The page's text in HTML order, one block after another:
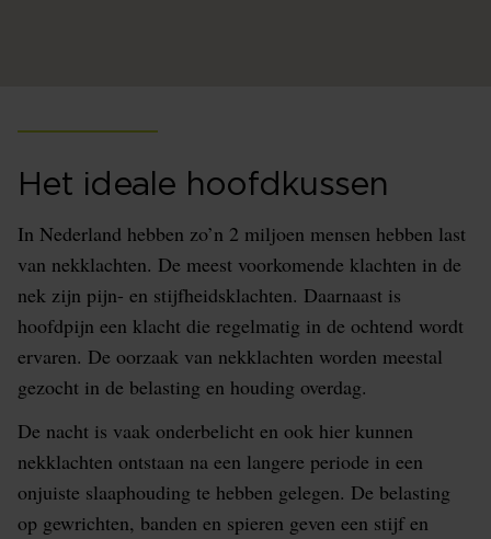
Het ideale hoofdkussen
In Nederland hebben zo’n 2 miljoen mensen hebben last
van nekklachten. De meest voorkomende klachten in de
nek zijn pijn- en stijfheidsklachten. Daarnaast is
hoofdpijn een klacht die regelmatig in de ochtend wordt
ervaren. De oorzaak van nekklachten worden meestal
gezocht in de belasting en houding overdag.
De nacht is vaak onderbelicht en ook hier kunnen
nekklachten ontstaan na een langere periode in een
onjuiste slaaphouding te hebben gelegen. De belasting
op gewrichten, banden en spieren geven een stijf en